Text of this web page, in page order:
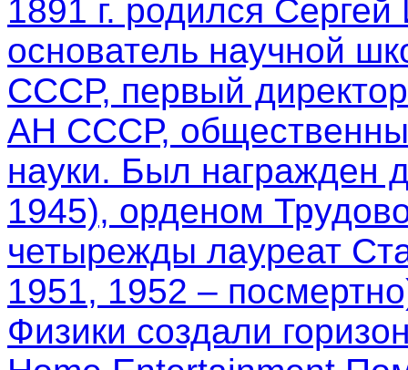
1891 г. родился
основатель научной
СССР, первый
АН СССР,
науки. Был награжден
1945), орденом
четырежды лауреат
1951, 1952 –
Физики создали